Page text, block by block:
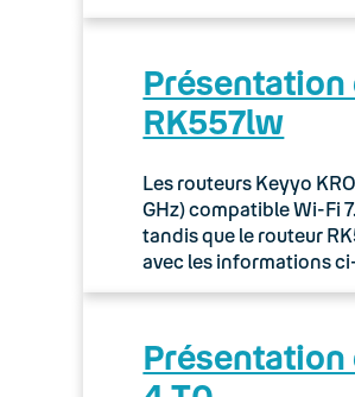
Présentation
RK557lw
Les routeurs Keyyo
GHz) compatible Wi-Fi
tandis que le routeur
avec les informations
Présentation